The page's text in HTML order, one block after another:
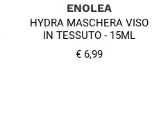
ENOLEA
HYDRA MASCHERA VISO
IN TESSUTO - 15ML
€ 6,99